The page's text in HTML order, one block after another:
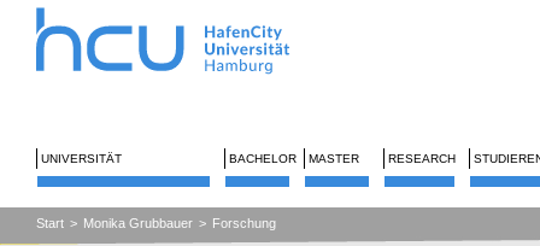
UNIVERSITÄT BACHELOR MASTER RESEARCH
Start > Monika Grubbauer > Forschung